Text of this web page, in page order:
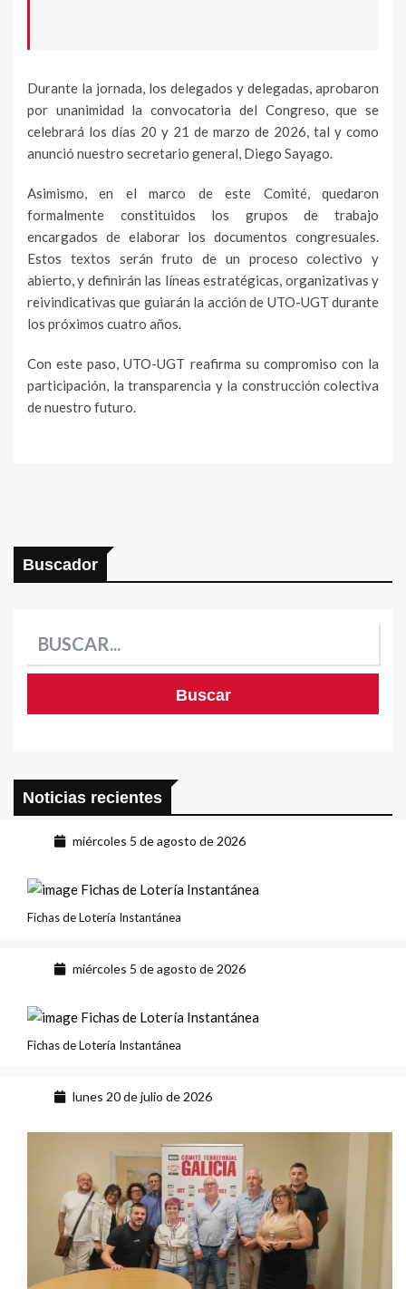
Durante la jornada, los delegados y delegadas, aprobaron
por unanimidad la convocatoria del Congreso, que se
celebrará los días 20 y 21 de marzo de 2026, tal y como
anunció nuestro secretario general, Diego Sayago.
Asimismo, en el marco de este Comité, quedaron
formalmente constituidos los grupos de trabajo
encargados de elaborar los documentos congresuales.
Estos textos serán fruto de un proceso colectivo y
abierto, y definirán las líneas estratégicas, organizativas y
reivindicativas que guiarán la acción de UTO-UGT durante
los próximos cuatro años.
Con este paso, UTO-UGT reafirma su compromiso con la
participación, la transparencia y la construcción colectiva
de nuestro futuro.
Buscador
Noticias recientes
miércoles 5 de agosto de 2026
Fichas de Lotería Instantánea
miércoles 5 de agosto de 2026
Fichas de Lotería Instantánea
lunes 20 de julio de 2026